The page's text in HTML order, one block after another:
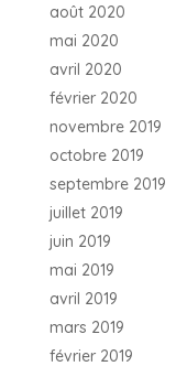
août 2020
mai 2020
avril 2020
février 2020
novembre 2019
octobre 2019
septembre 2019
juillet 2019
juin 2019
mai 2019
avril 2019
mars 2019
février 2019